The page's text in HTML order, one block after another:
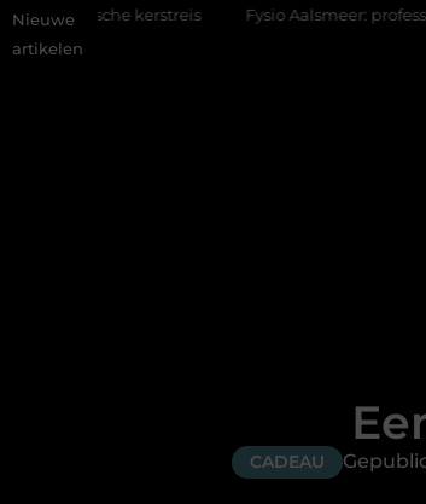
Nieuwe
artikelen
Fysio Aalsmeer: professionele hulp bij
CADEAU